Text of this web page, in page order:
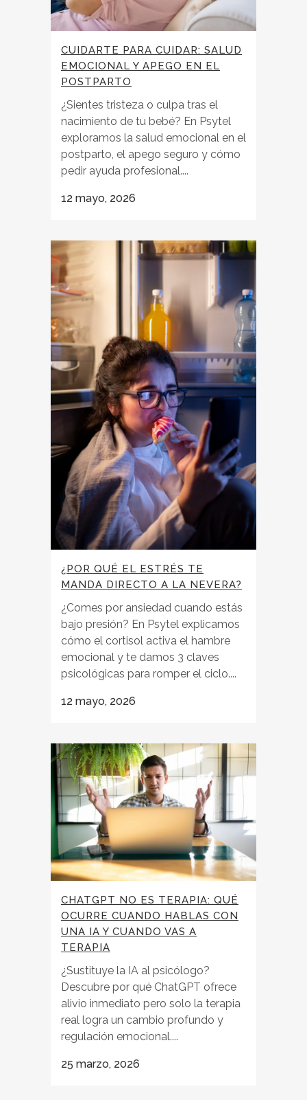
CUIDARTE PARA CUIDAR: SALUD
EMOCIONAL Y APEGO EN EL
POSTPARTO
¿Sientes tristeza o culpa tras el
nacimiento de tu bebé? En Psytel
exploramos la salud emocional en el
postparto, el apego seguro y cómo
pedir ayuda profesional....
12 mayo, 2026
¿POR QUÉ EL ESTRÉS TE
MANDA DIRECTO A LA NEVERA?
¿Comes por ansiedad cuando estás
bajo presión? En Psytel explicamos
cómo el cortisol activa el hambre
emocional y te damos 3 claves
psicológicas para romper el ciclo....
12 mayo, 2026
CHATGPT NO ES TERAPIA: QUÉ
OCURRE CUANDO HABLAS CON
UNA IA Y CUANDO VAS A
TERAPIA
¿Sustituye la IA al psicólogo?
Descubre por qué ChatGPT ofrece
alivio inmediato pero solo la terapia
real logra un cambio profundo y
regulación emocional....
25 marzo, 2026